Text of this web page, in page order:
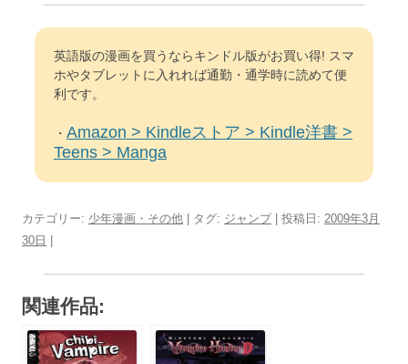
英語版の漫画を買うならキンドル版がお買い得! スマ
ホやタブレットに入れれば通勤・通学時に読めて便
利です。
・ Amazon > Kindleストア > Kindle洋書 >
Teens > Manga
カテゴリー: 少年漫画・その他 | タグ: ジャンプ| 投稿日: 2009年3月
30日
関連作品: